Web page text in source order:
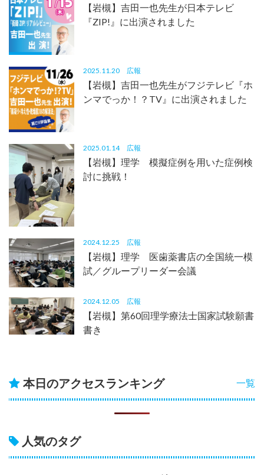
【岩槻】吉田一也先生が日本テレビ
『ZIP!』に出演されました
2025.11.20 広報
【岩槻】吉田一也先生がフジテレビ『ホ
ンマでっか！？TV』に出演されました
2025.01.14 広報
【岩槻】理学 模擬症例を用いた症例検
討に挑戦！
2024.12.25 広報
【岩槻】理学 医歯薬書店の全国統一模
試／グループリーダー会議
2024.12.05 広報
【岩槻】第60回理学療法士国家試験願書
書き
一覧
本日のアクセスランキング
人気のタグ